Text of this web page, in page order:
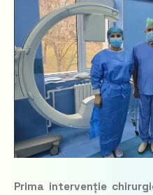
Prima intervenție